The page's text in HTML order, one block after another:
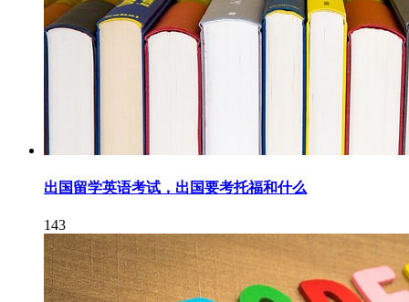
出国留学英语考试，出国要考托福和什么
143